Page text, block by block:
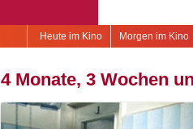
Morgen im Kino
Heute im Kino
4 Monate, 3 Wochen